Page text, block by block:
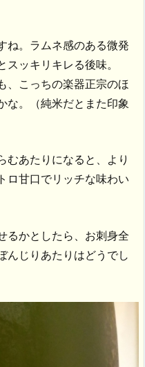
ね。ラムネ感のある微発
ッキリキレる後味。
、こっちの楽器正宗のほ
な。（純米だとまた印象
むあたりになると、より
ロ甘口でリッチな味わい
るかとしたら、お刺身全
んじりあたりはどうでし